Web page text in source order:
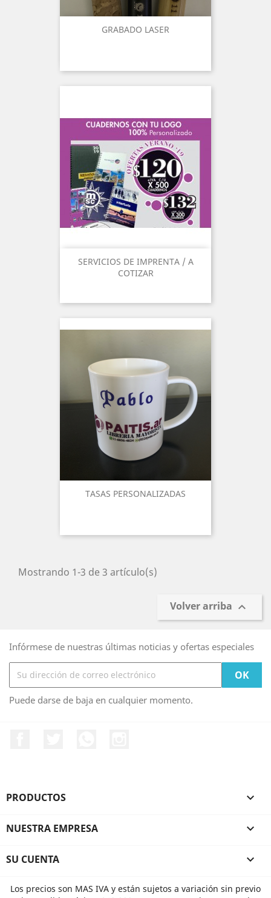
GRABADO LASER
SERVICIOS DE IMPRENTA / A
COTIZAR
TASAS PERSONALIZADAS
Mostrando 1-3 de 3 artículo(s)
Volver arriba 
Infórmese de nuestras últimas noticias y ofertas especiales
Puede darse de baja en cualquier momento.
PRODUCTOS 
NUESTRA EMPRESA 
SU CUENTA 
Los precios son MAS IVA y están sujetos a variación sin previo